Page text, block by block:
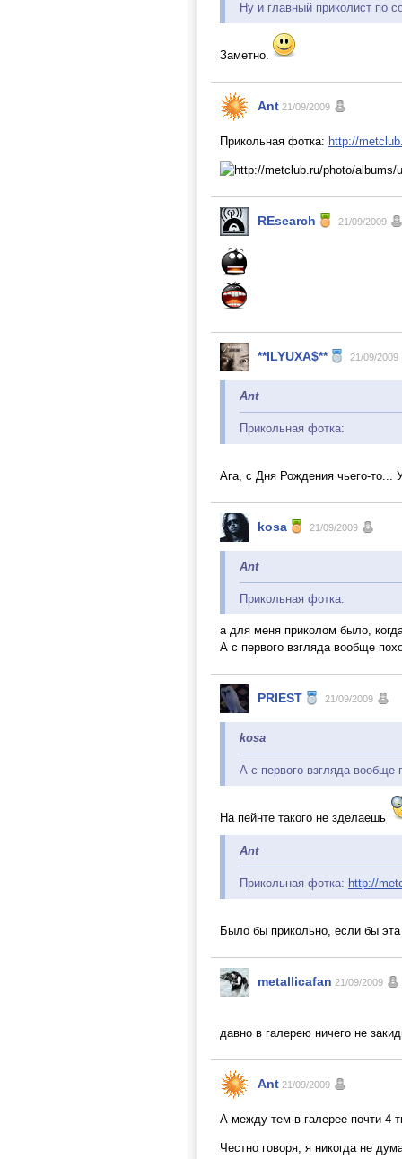
Ну и главный приколист по
Заметно.
Ant 21/09/2009
Прикольная фотка: http://
REsearch 21/09/2009
**ILYUXA$** 21/09/2009
Ant
Прикольная фотка:
Ага, с Дня Рождения чьего-то...
kosa 21/09/2009
Ant
Прикольная фотка:
а для меня приколом было,
А с первого взгляда вообще
PRIEST 21/09/2009
kosa
А с первого взгляда вообще
На пейнте такого не зделаешь
Ant
Прикольная фотка: http://
Было бы прикольно, если бы
metallicafan 21/09/2009
давно в галерею ничего не
Ant 21/09/2009
А между тем в галерее почти 4
Честно говоря, я никогда не